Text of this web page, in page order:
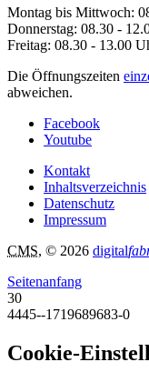
Montag bis Mittwoch:
Donnerstag: 08.30 -
Freitag: 08.30 - 13.00
Die Öffnungszeiten
abweichen.
Facebook
Youtube
Kontakt
Inhaltsverzeichnis
Datenschutz
Impressum
CMS, © 2026 digital
Seitenanfang
30
4445--1719689683-0
Cookie-